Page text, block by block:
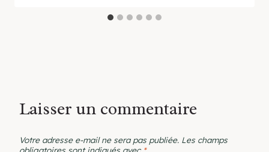
Laisser un commentaire
Votre adresse e-mail ne sera pas publiée. Les champs
obligatoires sont indiqués avec *